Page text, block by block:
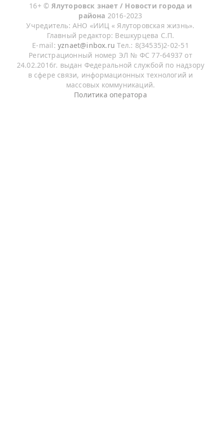
16+ © Ялуторовск знает / Новости города и
района 2016-2023
Учредитель: АНО «ИИЦ « Ялуторовская жизнь».
Главный редактор: Вешкурцева С.П.
E-mail: yznaet@inbox.ru Тел.: 8(34535)2-02-51
Регистрационный номер ЭЛ № ФС 77-64937 от
24.02.2016г. выдан Федеральной службой по надзору
в сфере связи, информационных технологий и
массовых коммуникаций.
Политика оператора